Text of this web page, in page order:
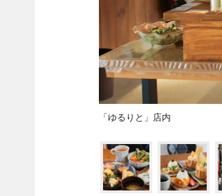
「ゆるりと」店内